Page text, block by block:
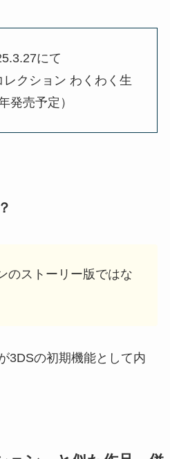
にて
クション わくわく生
発売予定）
のストーリー版ではな
3DSの初期機能として内